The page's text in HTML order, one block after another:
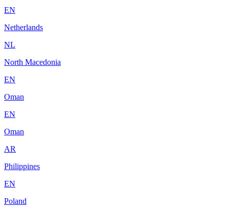
EN
Netherlands
NL
North Macedonia
EN
Oman
EN
Oman
AR
Philippines
EN
Poland